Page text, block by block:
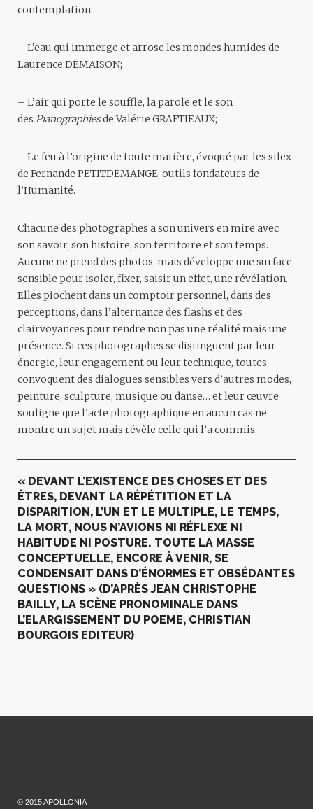
contemplation;
– L’eau qui immerge et arrose les mondes humides de
Laurence DEMAISON;
– L’air qui porte le souffle, la parole et le son
des Pianographiesde Valérie GRAFTIEAUX;
– Le feu à l’origine de toute matière, évoqué par les silex
de Fernande PETITDEMANGE, outils fondateurs de
l’Humanité.
Chacune des photographes a son univers en mire avec
son savoir, son histoire, son territoire et son temps.
Aucune ne prend des photos, mais développe une surface
sensible pour isoler, fixer, saisir un effet, une révélation.
Elles piochent dans un comptoir personnel, dans des
perceptions, dans l’alternance des flashs et des
clairvoyances pour rendre non pas une réalité mais une
présence. Si ces photographes se distinguent par leur
énergie, leur engagement ou leur technique, toutes
convoquent des dialogues sensibles vers d’autres modes,
peinture, sculpture, musique ou danse… et leur œuvre
souligne que l’acte photographique en aucun cas ne
montre un sujet mais révèle celle qui l’a commis.
« DEVANT L’EXISTENCE DES CHOSES ET DES
ÊTRES, DEVANT LA RÉPÉTITION ET LA
DISPARITION, L’UN ET LE MULTIPLE, LE TEMPS,
LA MORT, NOUS N’AVIONS NI RÉFLEXE NI
HABITUDE NI POSTURE. TOUTE LA MASSE
CONCEPTUELLE, ENCORE À VENIR, SE
CONDENSAIT DANS D’ÉNORMES ET OBSÉDANTES
QUESTIONS » (D’APRÈS JEAN CHRISTOPHE
BAILLY, LA SCÈNE PRONOMINALE DANS
L’ELARGISSEMENT DU POEME, CHRISTIAN
BOURGOIS EDITEUR)
© 2015 APOLLONIA